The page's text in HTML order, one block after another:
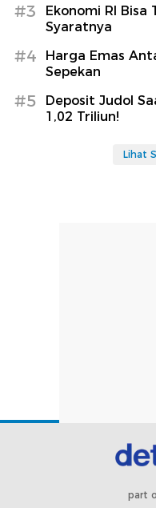
#3
Ekonomi RI
Syaratnya
#4
Harga Emas
Sepekan
#5
Deposit Judol
1,02 Triliun!
Lihat
part